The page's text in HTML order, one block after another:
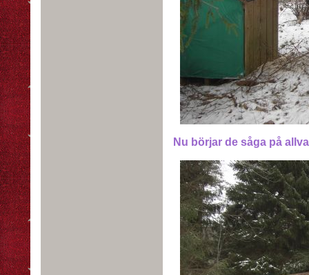
Nu börjar de såga på